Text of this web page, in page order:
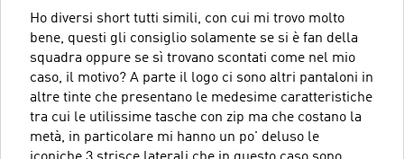
Ho diversi short tutti simili, con cui mi trovo molto
bene, questi gli consiglio solamente se si è fan della
squadra oppure se sì trovano scontati come nel mio
caso, il motivo? A parte il logo ci sono altri pantaloni in
altre tinte che presentano le medesime caratteristiche
tra cui le utilissime tasche con zip ma che costano la
metà, in particolare mi hanno un po' deluso le